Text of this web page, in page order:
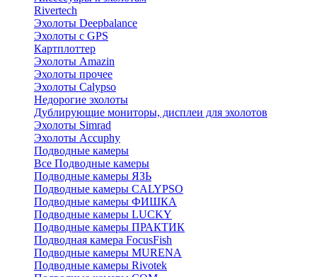
Rivertech
Эхолоты Deepbalance
Эхолоты с GPS
Картплоттер
Эхолоты Amazin
Эхолоты прочее
Эхолоты Calypso
Недорогие эхолоты
Дублирующие мониторы, дисплеи для эхолотов
Эхолоты Simrad
Эхолоты Accuphy
Подводные камеры
Все Подводные камеры
Подводные камеры ЯЗЬ
Подводные камеры CALYPSO
Подводные камеры ФИШКА
Подводные камеры LUCKY
Подводные камеры ПРАКТИК
Подводная камера FocusFish
Подводные камеры MURENA
Подводные камеры Rivotek